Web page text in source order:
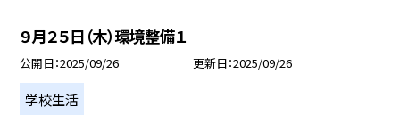
９月２５日（木）環境整備１
公開日 2025/09/26 更新日 2025/09/26
学校生活